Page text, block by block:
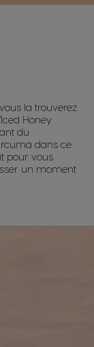
la trouverez
Honey
du
dans ce
pour vous
un moment